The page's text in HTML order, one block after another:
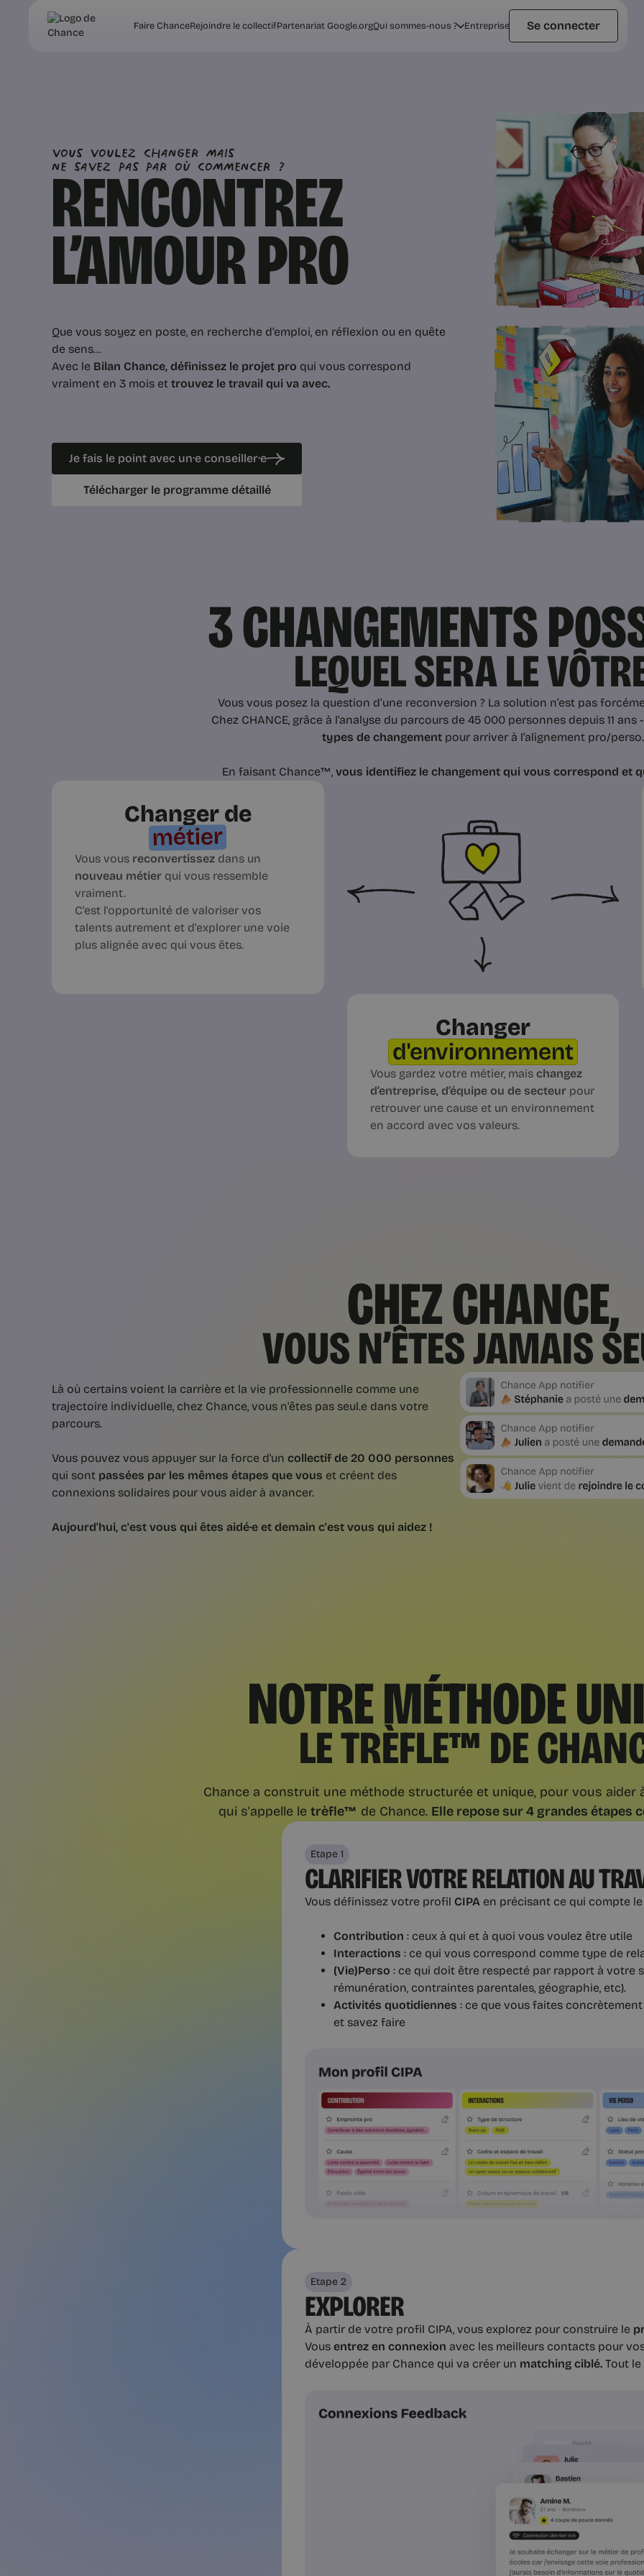
Faire ChanceRejoindre le collectifPartenariat Google.orgQui sommes-nous ? Entreprise Se connecter
vous voulez changer mais
ne savez pas par où commencer ?
RENCONTREZ
L’AMOUR PRO
Que vous soyez en poste, en recherche d’emploi, en réflexion ou en quête
de sens...
Avec le Bilan Chance, définissez le projet pro qui vous correspond
vraiment en 3 mois et trouvez le travail qui va avec.
Je fais le point avec un·e conseiller·e
Télécharger le programme détaillé
3 CHANGEMENTS
LEQUEL SERA LE
Vous vous posez la question d’une reconversion ? La solution n’est pas
Chez CHANCE, grâce à l’analyse du parcours de 45 000 personnes depuis 11 ans
types de changement pour arriver à l’alignement pro/perso.
En faisant Chance™, vous identifiez le changement qui vous correspond et
Changer de
métier
Vous vous reconvertissez dans un
nouveau métier qui vous ressemble
vraiment.
C'est l'opportunité de valoriser vos
talents autrement et d'explorer une voie
plus alignée avec qui vous êtes.
Changer
d'environnement
Vous gardez votre métier, mais changez
d’entreprise, d’équipe ou de secteurpour
retrouver une cause et un environnement
en accord avec vos valeurs.
CHEZ CHANCE,
VOUS N’ÊTES JAMAIS
Là où certains voient la carrière et la vie professionnelle comme une
trajectoire individuelle, chez Chance, vous n'êtes pas seul.e dans votre
parcours.
Vous pouvez vous appuyer sur la force d'un collectif de 20 000 personnes
qui sont passées par les mêmes étapes que vous et créent des
connexions solidaires pour vous aider à avancer.
Aujourd'hui, c'est vous qui êtes aidé·e et demain c'est vous qui aidez !
NOTRE MÉTHODE
LE TRÈFLE™ DE
Chance a construit une méthode structurée et unique, pour vous aider
qui s'appelle le trèfle™ de Chance. Elle repose sur 4 grandes étapes
Etape 1
CLARIFIER VOTRE RELATION AU
Vous définissez votre profil CIPA en précisant ce qui compte
Contribution : ceux à qui et à quoi vous voulez être utile
Interactions : ce qui vous correspond comme type de
(Vie)Perso : ce qui doit être respecté par rapport à votre
rémunération, contraintes parentales, géographie, etc).
Activités quotidiennes : ce que vous faites
et savez faire
Etape 2
EXPLORER
À partir de votre profil CIPA, vous explorez pour construire le
Vous entrez en connexion avec les meilleurs contacts pour
développée par Chance qui va créer un matching ciblé. Tout